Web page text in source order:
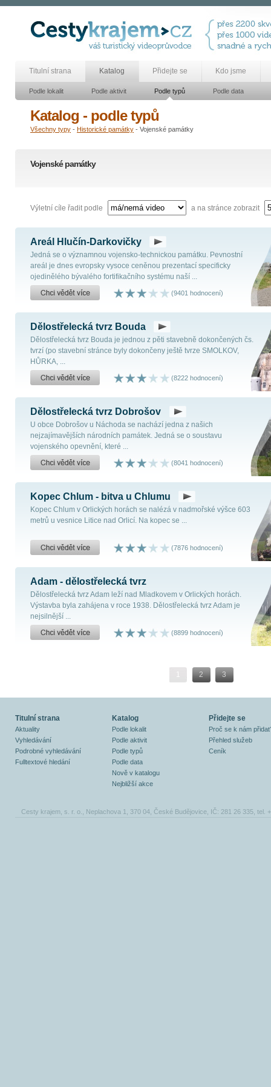
Titulní strana Katalog Přidejte se Kdo jsme
Podle lokalit Podle aktivit Podle typů Podle data
Katalog - podle typů
Všechny typy - Historické památky - Vojenské památky
Vojenské památky
Výletní cíle řadit podle a na stránce zobrazit
Areál Hlučín-Darkovičky
Jedná se o významnou vojensko-technickou památku. Pevnostní
areál je dnes evropsky vysoce ceněnou prezentací specificky
ojedinělého bývalého fortifikačního systému naší ...
(9401 hodnocení)
Dělostřelecká tvrz Bouda
Dělostřelecká tvrz Bouda je jednou z pěti stavebně dokončených čs.
tvrzí (po stavební stránce byly dokončeny ještě tvrze SMOLKOV,
HŮRKA, ...
(8222 hodnocení)
Dělostřelecká tvrz Dobrošov
U obce Dobrošov u Náchoda se nachází jedna z našich
nejzajímavějších národních památek. Jedná se o soustavu
vojenského opevnění, které ...
(8041 hodnocení)
Kopec Chlum - bitva u Chlumu
Kopec Chlum v Orlických horách se nalézá v nadmořské výšce 603
metrů u vesnice Litice nad Orlicí. Na kopec se ...
(7876 hodnocení)
Adam - dělostřelecká tvrz
Dělostřelecká tvrz Adam leží nad Mladkovem v Orlických horách.
Výstavba byla zahájena v roce 1938. Dělostřelecká tvrz Adam je
nejsilnější ...
(8899 hodnocení)
1 2 3
Titulní strana
Aktuality
Vyhledávání
Podrobné vyhledávání
Fulltextové hledání
Katalog
Podle lokalit
Podle aktivit
Podle typů
Podle data
Nově v katalogu
Nejbližší akce
Přidejte se
Proč se k nám
Přehled služeb
Ceník
Cesty krajem, s. r. o., Neplachova 1, 370 04, České Budějovice, IČ: 281 26 335, tel.